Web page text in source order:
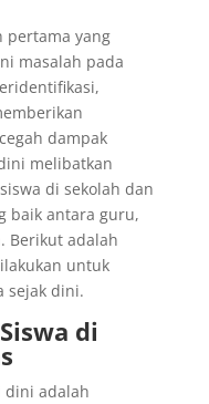
pertama yang
masalah pada
dampak
melibatkan
di sekolah dan
baik antara guru,
Berikut adalah
untuk
sejak dini.
di
dini adalah